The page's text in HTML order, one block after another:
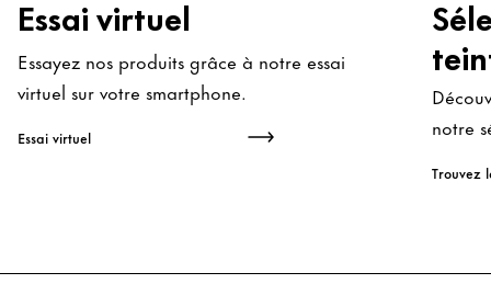
Essai virtuel
Essayez nos produits grâce à notre essai
virtuel sur votre smartphone.
Essai virtuel
notre